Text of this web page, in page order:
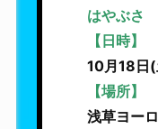
はやぶさ
【日時】
10月18
【場所】
浅草ヨー